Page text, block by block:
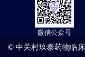
微信公众号
© 中关村玖泰药物临